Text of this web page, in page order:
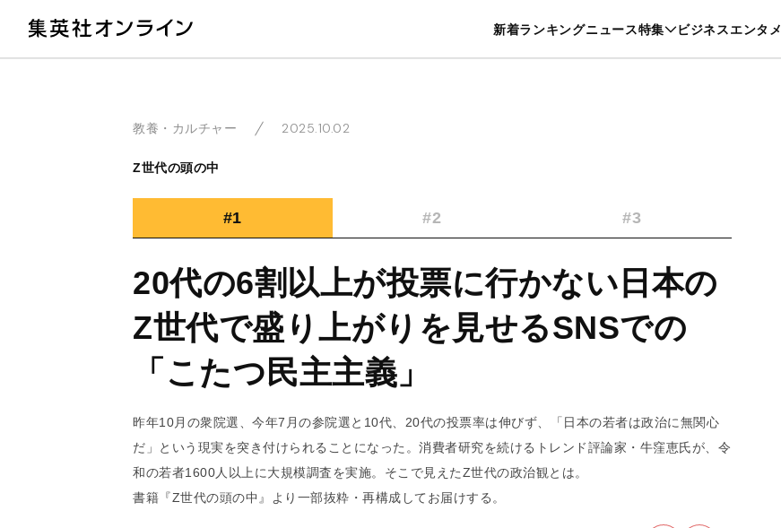
新着ランキングニュース特集 ビジネスエンタメ
暮らし スポーツ ヘルスケア 美容 グルメ
教養・カルチャー 2025.10.02
Z世代の頭の中
#1 #2 #3
20代の6割以上が投票に行かない日本の
Z世代で盛り上がりを見せるSNSでの
「こたつ民主主義」
昨年10月の衆院選、今年7月の参院選と10代、20代の投票率は伸びず、「日本の若者は政治に無関心
だ」という現実を突き付けられることになった。消費者研究を続けるトレンド評論家・牛窪恵氏が、令
和の若者1600人以上に大規模調査を実施。そこで見えたZ世代の政治観とは。
書籍『Z世代の頭の中』より一部抜粋・再構成してお届けする。